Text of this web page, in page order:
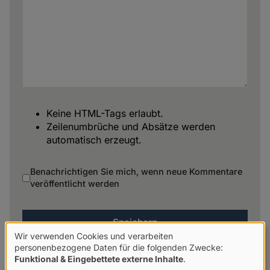
Keine HTML-Tags erlaubt.
Zeilenumbrüche und Absätze werden
automatisch erzeugt.
Benachrichtigen Sie mich, wenn neue Kommentare
veröffentlicht werden
Verwendung
von
Wir verwenden Cookies und verarbeiten
personenbezogene Daten für die folgenden Zwecke:
Funktional & Eingebettete externe Inhalte.